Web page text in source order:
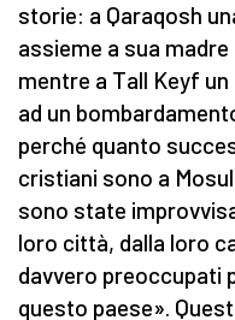
storie: a Qaraqosh
assieme a sua
mentre a Tall Keyf
ad un
perché quanto
cristiani sono a
sono state
loro città, dalla loro
davvero preoccupati
questo paese».